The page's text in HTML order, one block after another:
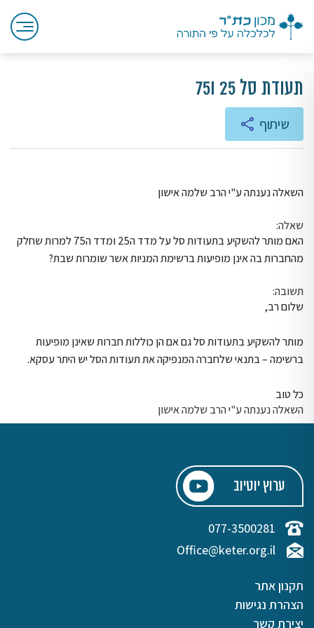
תעודת סל 25 ו75
שיתוף
השאלה נענתה ע"י הרב שלמה אישון
שאלה:
האם מותר להשקיע בתעודות סל על מדד ה25 ומדד ה75 למרות שחלק
מהחברות בה אינן מופיעות ברשימת המניות אשר שומרות שבת?
תשובה:
שלום רב,
מותר להשקיע בתעודות סל גם אם הן כוללות חברות שאינן מופיעות
ברשימה – בתנאי שלחברה המנפיקה את תעודות הסל יש היתר עסקא.
כל טוב
השאלה נענתה ע"י הרב שלמה אישון
ערוץ יוטיוב
077-3500281
Office@keter.org.il
תקנון אתר
הצהרת נגישות
יצירת קשר